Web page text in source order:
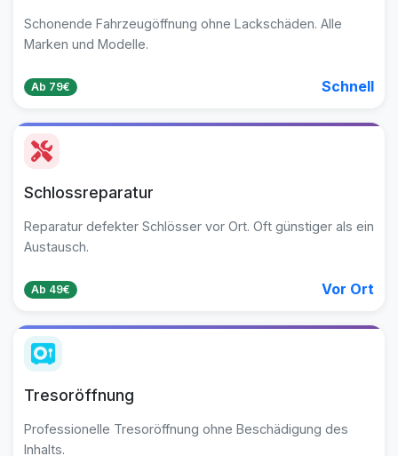
Schonende Fahrzeugöffnung ohne Lackschäden. Alle
Marken und Modelle.
Ab 79€ Schnell
Schlossreparatur
Reparatur defekter Schlösser vor Ort. Oft günstiger als ein
Austausch.
Ab 49€ Vor Ort
Tresoröffnung
Professionelle Tresoröffnung ohne Beschädigung des
Inhalts.